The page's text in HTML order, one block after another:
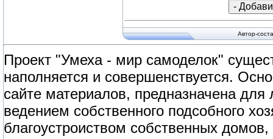
Автор-
Проект "Умеха - мир самоделок"
наполняется и совершенствуется.
сайте материалов, предназначена
ведением собственного подсобного
благоустроиством собственных